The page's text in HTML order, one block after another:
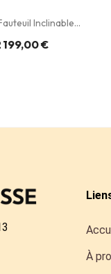
Inclinable...
199,00 €
À